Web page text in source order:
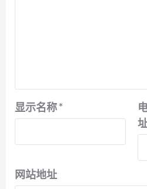
显示名称*
网站地址